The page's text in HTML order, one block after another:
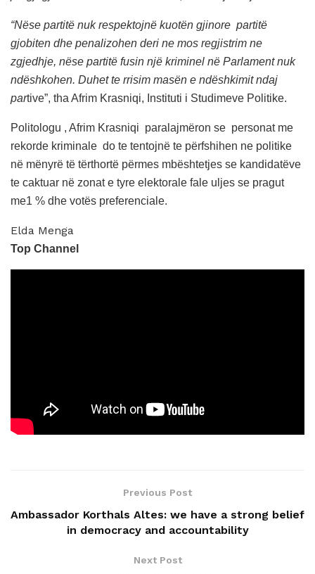
“Nëse partitë nuk respektojnë kuotën gjinore partitë
gjobiten dhe penalizohen deri ne mos regjistrim ne
zgjedhje, nëse partitë fusin një kriminel në Parlament nuk
ndëshkohen. Duhet te rrisim masën e ndëshkimit ndaj
partive”, tha Afrim Krasniqi, Instituti i Studimeve Politike.
Politologu , Afrim Krasniqi paralajmëron se personat me
rekorde kriminale do te tentojnë te përfshihen ne politike
në mënyrë të tërthortë përmes mbështetjes se kandidatëve
te caktuar në zonat e tyre elektorale fale uljes se pragut
me1 % dhe votës preferenciale.
Elda Menga
Top Channel
Previous Post
Ambassador Korthals Altes: we have a strong belief
in democracy and accountability
Next Post